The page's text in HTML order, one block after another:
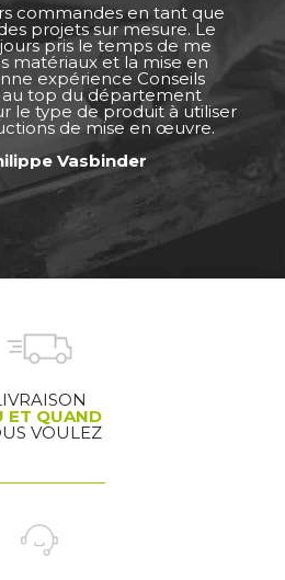
commandes en tant que
projets sur mesure. Le
pris le temps de me
matériaux et la mise en
expérience Conseils
au top du département
le type de produit à utiliser
de mise en œuvre.
Vasbinder
ET QUAND
VOULEZ